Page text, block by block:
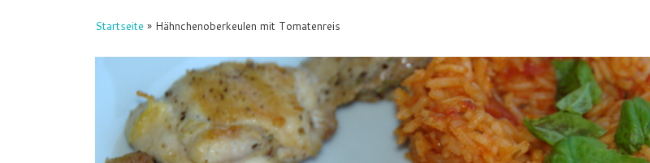
Startseite » Hähnchenoberkeulen mit Tomatenreis